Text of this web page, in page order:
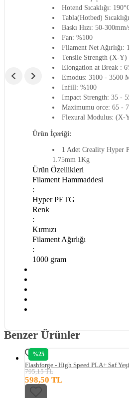
Hotend Sıcaklığı:
Tabla(Hotbed)
Baskı Hızı: 50-300mm/
Fan: %100
Filament Net Ağırlığı:
Tensile Strength (X-
Elongation at Break :
Emodus: 3100 - 3500
Infill: %100
Impact Strength: 35 -
Maximumu orce: 65 -
Flexural Modulus: (X-
Ürün İçeriği:
1 Adet Creality Hyper
1.75mm 1Kg
Ürün Özellikleri
Filament Hammaddesi
:
Hyper PETG
Renk
:
Kırmızı
Filament Ağırlığı
:
1000 gram
Benzer Ürünler
%25
Flashforge - High Speed PLA+ Saf
795,15 TL
598,50 TL